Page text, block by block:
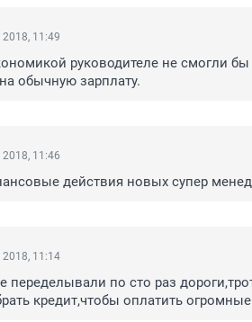
11:49
руководителе не смогли
обычную зарплату.
11:46
действия новых супер
11:14
переделывали по сто раз
кредит,чтобы оплатить